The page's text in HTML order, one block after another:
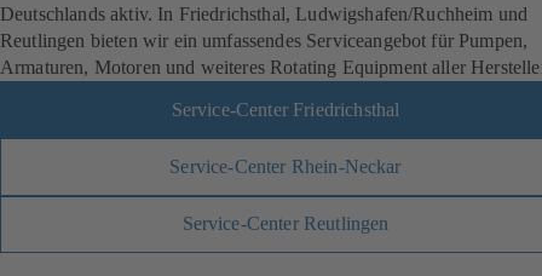
Deutschlands aktiv. In Friedrichsthal, Ludwigshafen/Ruchheim und
Reutlingen bieten wir ein umfassendes Serviceangebot für Pumpen,
Armaturen, Motoren und weiteres Rotating Equipment aller
Service-Center Friedrichsthal
Service-Center Rhein-Neckar
Service-Center Reutlingen